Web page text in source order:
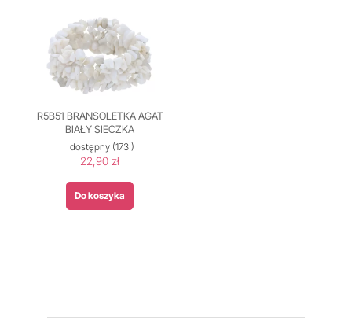
R5B51 BRANSOLETKA AGAT
BIAŁY SIECZKA
dostępny(173 )
22,90 zł
Do koszyka